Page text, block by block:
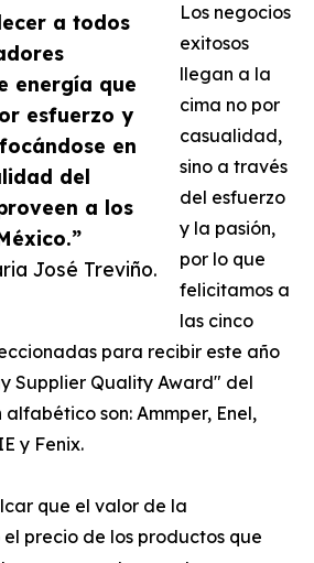
a todos
energía que
esfuerzo y
en
del
a los
José Treviño.
Los negocios
exitosos
llegan a la
cima no por
casualidad,
sino a través
del esfuerzo
y la pasión,
por lo que
felicitamos a
las cinco
para recibir este año
Supplier Quality Award" del
son: Ammper, Enel,
y Fenix.
que el valor de la
precio de los productos que